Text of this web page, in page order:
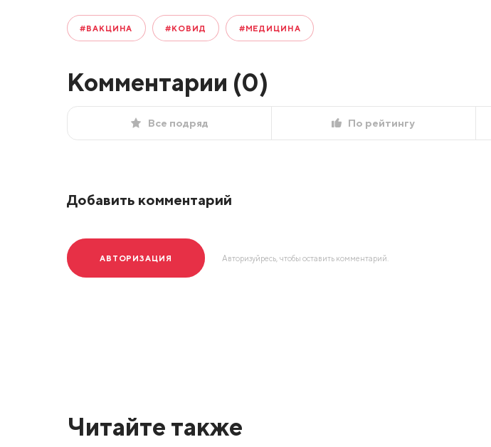
#ВАКЦИНА #КОВИД #МЕДИЦИНА
Комментарии (0)
Все подряд По рейтингу
Добавить комментарий
АВТОРИЗАЦИЯ Авторизуйресь, чтобы оставить комментарий.
Читайте также